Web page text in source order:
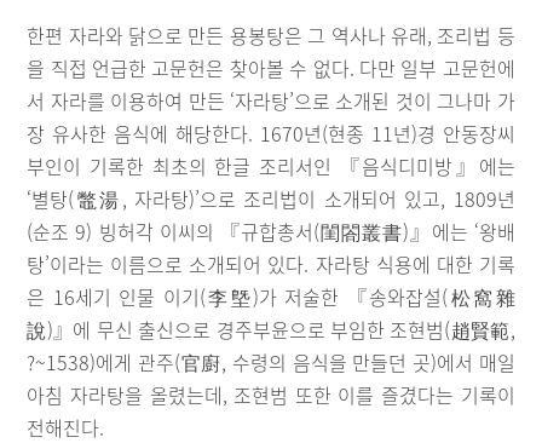
한편 자라와 닭으로 만든 용봉탕은 그 역사나 유래, 조리법 등
을 직접 언급한 고문헌은 찾아볼 수 없다. 다만 일부 고문헌에
서 자라를 이용하여 만든 ‘자라탕’으로 소개된 것이 그나마 가
장 유사한 음식에 해당한다. 1670년(현종 11년)경 안동장씨
부인이 기록한 최초의 한글 조리서인 『음식디미방』에는
‘별탕(鼈湯, 자라탕)’으로 조리법이 소개되어 있고, 1809년
(순조 9) 빙허각 이씨의 『규합총서(閨閤叢書)』에는 ‘왕배
탕’이라는 이름으로 소개되어 있다. 자라탕 식용에 대한 기록
은 16세기 인물 이기(李墍)가 저술한 『송와잡설(松窩雜
說)』에 무신 출신으로 경주부윤으로 부임한 조현범(趙賢範,
?~1538)에게 관주(官廚, 수령의 음식을 만들던 곳)에서 매일
아침 자라탕을 올렸는데, 조현범 또한 이를 즐겼다는 기록이
전해진다.